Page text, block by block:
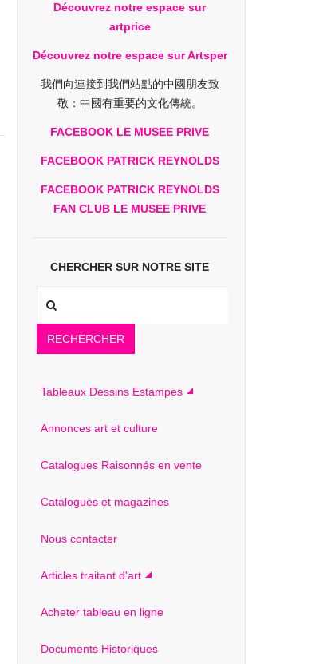
Découvrez notre espace sur
artprice
Découvrez notre espace sur Artsper
我們向連接到我們站點的中國朋友致
敬：中國有重要的文化傳統。
FACEBOOK LE MUSEE PRIVE
FACEBOOK PATRICK REYNOLDS
FACEBOOK PATRICK REYNOLDS
FAN CLUB LE MUSEE PRIVE
CHERCHER SUR NOTRE SITE
RECHERCHER
Tableaux Dessins Estampes
Annonces art et culture
Catalogues Raisonnés en vente
Catalogues et magazines
Nous contacter
Articles traitant d'art
Acheter tableau en ligne
Documents Historiques